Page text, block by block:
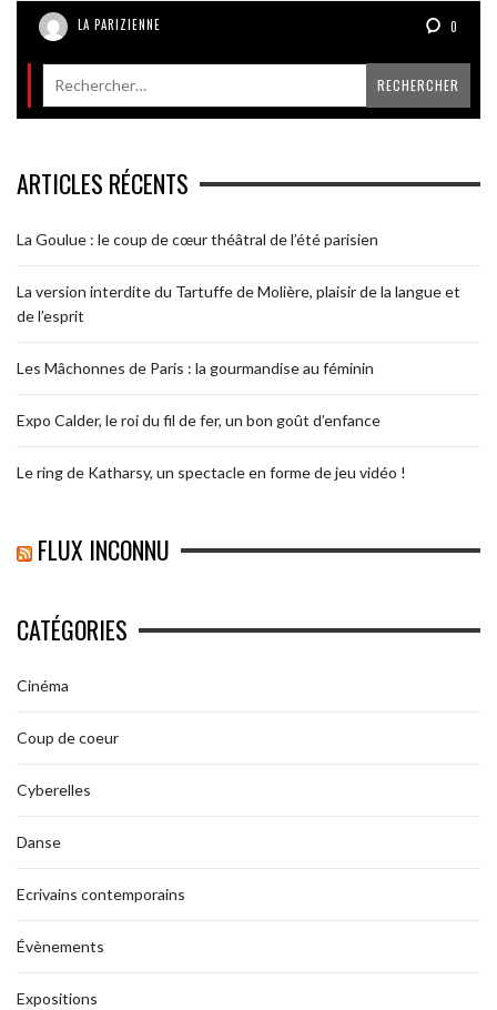
LA PARIZIENNE 0
ARTICLES RÉCENTS
La Goulue : le coup de cœur théâtral de l’été parisien
La version interdite du Tartuffe de Molière, plaisir de la langue et
de l’esprit
Les Mâchonnes de Paris : la gourmandise au féminin
Expo Calder, le roi du fil de fer, un bon goût d’enfance
Le ring de Katharsy, un spectacle en forme de jeu vidéo !
FLUX INCONNU
CATÉGORIES
Cinéma
Coup de coeur
Cyberelles
Danse
Ecrivains contemporains
Évènements
Expositions